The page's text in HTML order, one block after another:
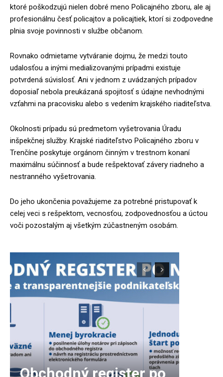
ktoré poškodzujú nielen dobré meno Policajného zboru, ale aj
profesionálnu česť policajtov a policajtiek, ktorí si zodpovedne
plnia svoje povinnosti v službe občanom.
Rovnako odmietame vytváranie dojmu, že medzi touto
udalosťou a inými medializovanými prípadmi existuje
potvrdená súvislosť. Ani v jednom z uvádzaných prípadov
doposiaľ nebola preukázaná spojitosť s údajne nevhodnými
vzťahmi na pracovisku alebo s vedením krajského riaditeľstva.
Okolnosti prípadu sú predmetom vyšetrovania Úradu
inšpekčnej služby. Krajské riaditeľstvo Policajného zboru v
Trenčíne poskytuje orgánom činným v trestnom konaní
maximálnu súčinnosť a bude rešpektovať závery riadneho a
nestranného vyšetrovania.
Do jeho ukončenia považujeme za potrebné pristupovať k
celej veci s rešpektom, vecnosťou, zodpovednosťou a úctou
voči pozostalým aj všetkým zúčastneným osobám.
Obchodný register po